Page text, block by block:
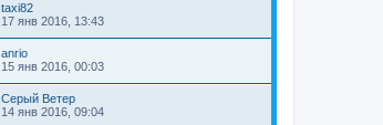
taxi82
17 янв 2016, 13:43
anrio
15 янв 2016, 00:03
Серый Ветер
14 янв 2016, 09:04